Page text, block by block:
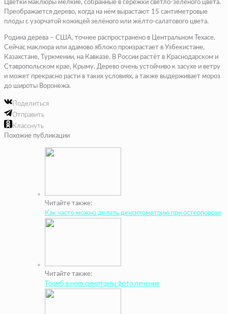
Цветки маклюры мелкие, собранные в серёжки светло-зелёного цвета.
Преображается дерево, когда на нём вырастают 15 сантиметровые
плоды с узорчатой кожицей зелёного или жёлто-салатового цвета.
Родина дерева – США, точнее распространено в Центральном Техасе.
Сейчас маклюра или адамово яблоко произрастает в Узбекистане,
Казахстане, Туркмении, на Кавказе. В России растёт в Краснодарском и
Ставропольском крае, Крыму. Дерево очень устойчиво к засухе и ветру
и может прекрасно расти в таких условиях, а также выдерживает мороз
до широты Воронежа.
Поделиться
Отправить
Класснуть
Похожие публикации
Читайте также:
Как часто можно делать денситометрию при остеопорозе
Читайте также:
Тромб в ноге симптомы фото лечение